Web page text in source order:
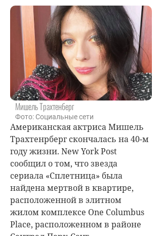
Мишель Трахтенберг
Фото: Социальные сети
Американская актриса Мишель
Трахтенрберг скончалась на 40-м
году жизни. New York Post
сообщил о том, что звезда
сериала «Сплетница» была
найдена мертвой в квартире,
расположенной в элитном
жилом комплексе One Columbus
Place, расположенном в районе